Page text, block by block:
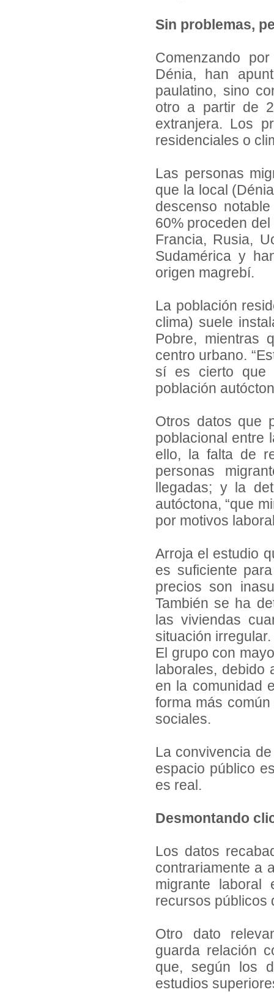
Sin problemas,
Comenzando
Dénia, han
paulatino, sino
otro a partir de
extranjera. Los
residenciales o
Las personas
que la local
descenso
60% proceden
Francia, Rusia,
Sudamérica y
origen magrebí.
La población
clima) suele
Pobre, mientras
centro urbano.
sí es cierto que
población
Otros datos que
poblacional entre
ello, la falta de
personas
llegadas; y la
autóctona, “que
por motivos
Arroja el estudio
es suficiente
precios son
También se ha
las viviendas
situación irregular.
El grupo con
laborales, debido
en la comunidad
forma más
sociales.
La convivencia
espacio público
es real.
Desmontando
Los datos
contrariamente a
migrante
recursos públicos
Otro dato
guarda relación
que, según los
estudios